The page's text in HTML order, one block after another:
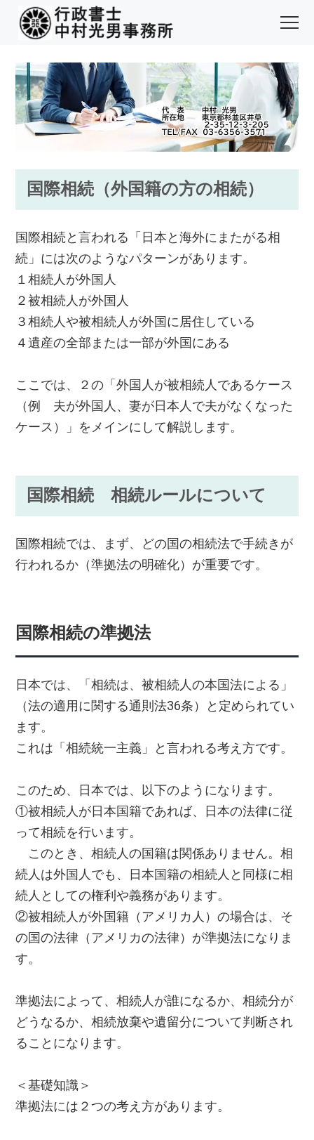
国際相続（外国籍の方の相続）
国際相続と言われる「日本と海外にまたがる相
続」には次のようなパターンがあります。
１相続人が外国人
２被相続人が外国人
３相続人や被相続人が外国に居住している
４遺産の全部または一部が外国にある
ここでは、２の「外国人が被相続人であるケース
（例 夫が外国人、妻が日本人で夫がなくなった
ケース）」をメインにして解説します。
国際相続 相続ルールについて
国際相続では、まず、どの国の相続法で手続きが
行われるか（準拠法の明確化）が重要です。
国際相続の準拠法
日本では、「相続は、被相続人の本国法による」
（法の適用に関する通則法36条）と定められてい
ます。
これは「相続統一主義」と言われる考え方です。
このため、日本では、以下のようになります。
①被相続人が日本国籍であれば、日本の法律に従
って相続を行います。
このとき、相続人の国籍は関係ありません。相
続人は外国人でも、日本国籍の相続人と同様に相
続人としての権利や義務があります。
②被相続人が外国籍（アメリカ人）の場合は、そ
の国の法律（アメリカの法律）が準拠法になりま
す。
準拠法によって、相続人が誰になるか、相続分が
どうなるか、相続放棄や遺留分について判断され
ることになります。
＜基礎知識＞
準拠法には２つの考え方があります。